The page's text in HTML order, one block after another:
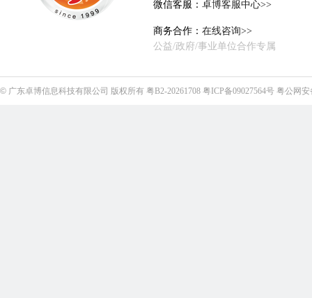
微信客服： 卓博客服中心>>
商务合作： 在线咨询>>
公益/政府/事业单位合作专属
© 广东卓博信息科技有限公司 版权所有 粤B2-20261708 粤ICP备09027564号 粤公网安